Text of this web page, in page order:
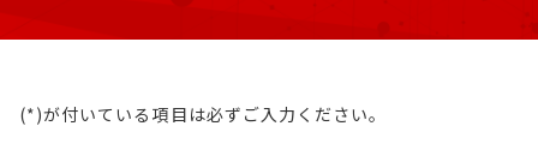
(*)が付いている項目は必ずご入力ください。